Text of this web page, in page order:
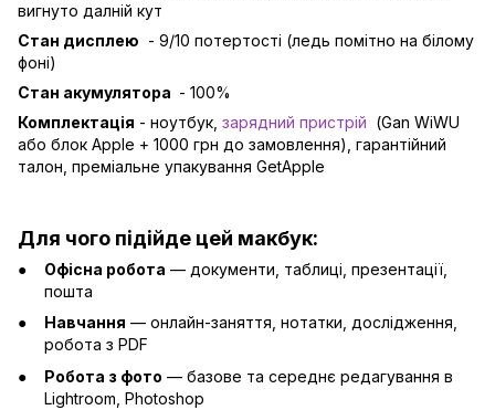
вигнуто далній кут
Стан дисплею - 9/10 потертості (ледь помітно на білому
фоні)
Стан акумулятора - 100%
Комплектація - ноутбук, зарядний пристрій (Gan WiWU
або блок Apple + 1000 грн до замовлення), гарантійний
талон, преміальне упакування GetApple
Для чого підійде цей макбук:
Офісна робота — документи, таблиці, презентації,
пошта
Навчання — онлайн-заняття, нотатки, дослідження,
робота з PDF
Робота з фото — базове та середнє редагування в
Lightroom, Photoshop